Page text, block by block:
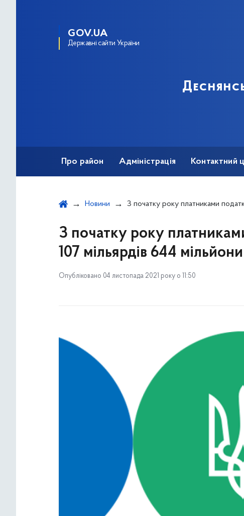
GOV.UA
Державні сайти України
Про район Адміністрація Контактний
Новини З початку року платниками податків столиці перераховано 107 мільярдів 644 мільйони
З початку року
107 мільярдів 644
Опубліковано 04 листопада 2021 року о 11:50